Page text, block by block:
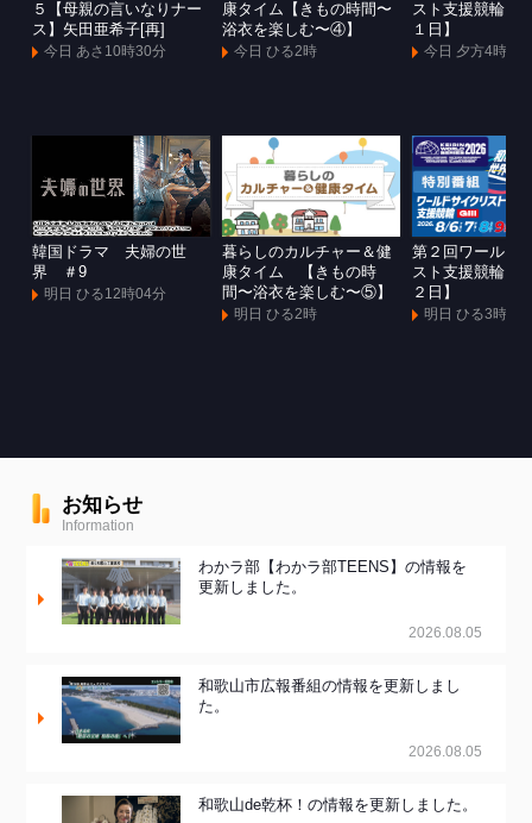
５【母親の言いなりナー
ス】矢田亜希子[再]
今日 あさ10時30分
康タイム【きもの時間〜
浴衣を楽しむ〜④】
今日 ひる2時
スト支援競輪
１日】
今日 夕方4時
韓国ドラマ 夫婦の世
界 ＃9
明日 ひる12時04分
暮らしのカルチャー＆健
康タイム 【きもの時
間〜浴衣を楽しむ〜⑤】
明日 ひる2時
第２回ワールド
スト支援競輪
２日】
明日 ひる3時
お知らせ
Information
わかラ部【わかラ部TEENS】の情報を
更新しました。
2026.08.05
和歌山市広報番組の情報を更新しまし
た。
2026.08.05
和歌山de乾杯！の情報を更新しました。